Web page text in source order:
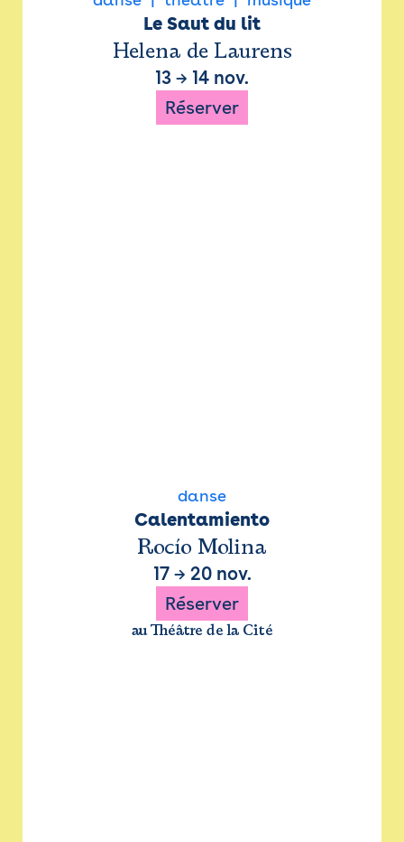
Le Saut du lit
Helena de Laurens
13 → 14 nov.
Réserver
danse
Calentamiento
Rocío Molina
17→ 20 nov.
Réserver
au Théâtre de la Cité